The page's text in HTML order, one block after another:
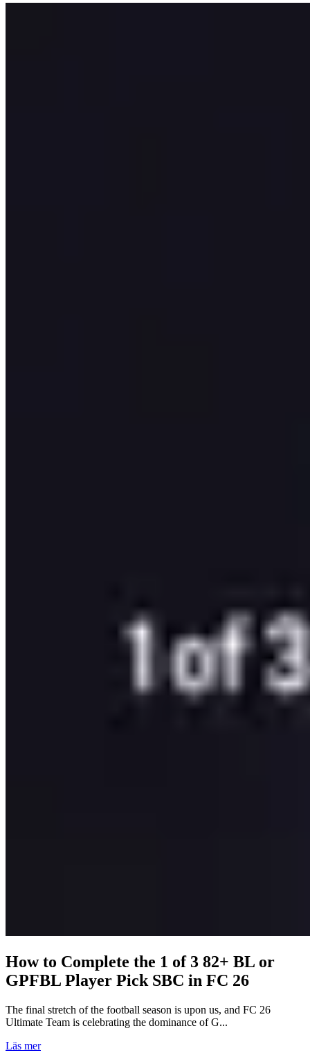
How to Complete the 1 of 3 82+ BL or
GPFBL Player Pick SBC in FC 26
The final stretch of the football season is upon us, and FC 26
Ultimate Team is celebrating the dominance of G...
Läs mer